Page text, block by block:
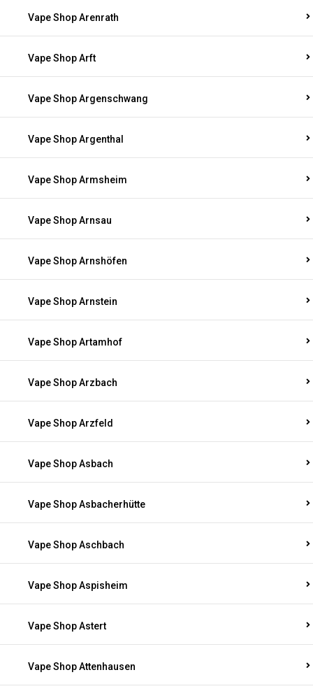
Vape Shop Arenrath
Vape Shop Arft
Vape Shop Argenschwang
Vape Shop Argenthal
Vape Shop Armsheim
Vape Shop Arnsau
Vape Shop Arnshöfen
Vape Shop Arnstein
Vape Shop Artamhof
Vape Shop Arzbach
Vape Shop Arzfeld
Vape Shop Asbach
Vape Shop Asbacherhütte
Vape Shop Aschbach
Vape Shop Aspisheim
Vape Shop Astert
Vape Shop Attenhausen